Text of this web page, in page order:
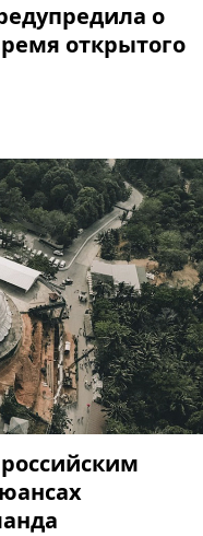
о
открытого